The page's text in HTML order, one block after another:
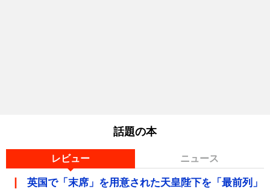
話題の本
レビュー ニュース
英国で「末席」を用意された天皇陛下を「最前列」